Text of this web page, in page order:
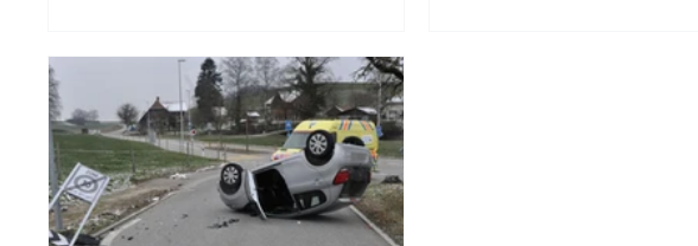
in Biberist am 15. Februar kommt es zu
Strassensperrungen mit Busumleitungen und
nicht bedienten Bushaltestellen. Busbetrieb
Solothurn Grenchen und Umgebung AG
Symbolbild von BSU Abfahrten der
«Chessler-Busse»